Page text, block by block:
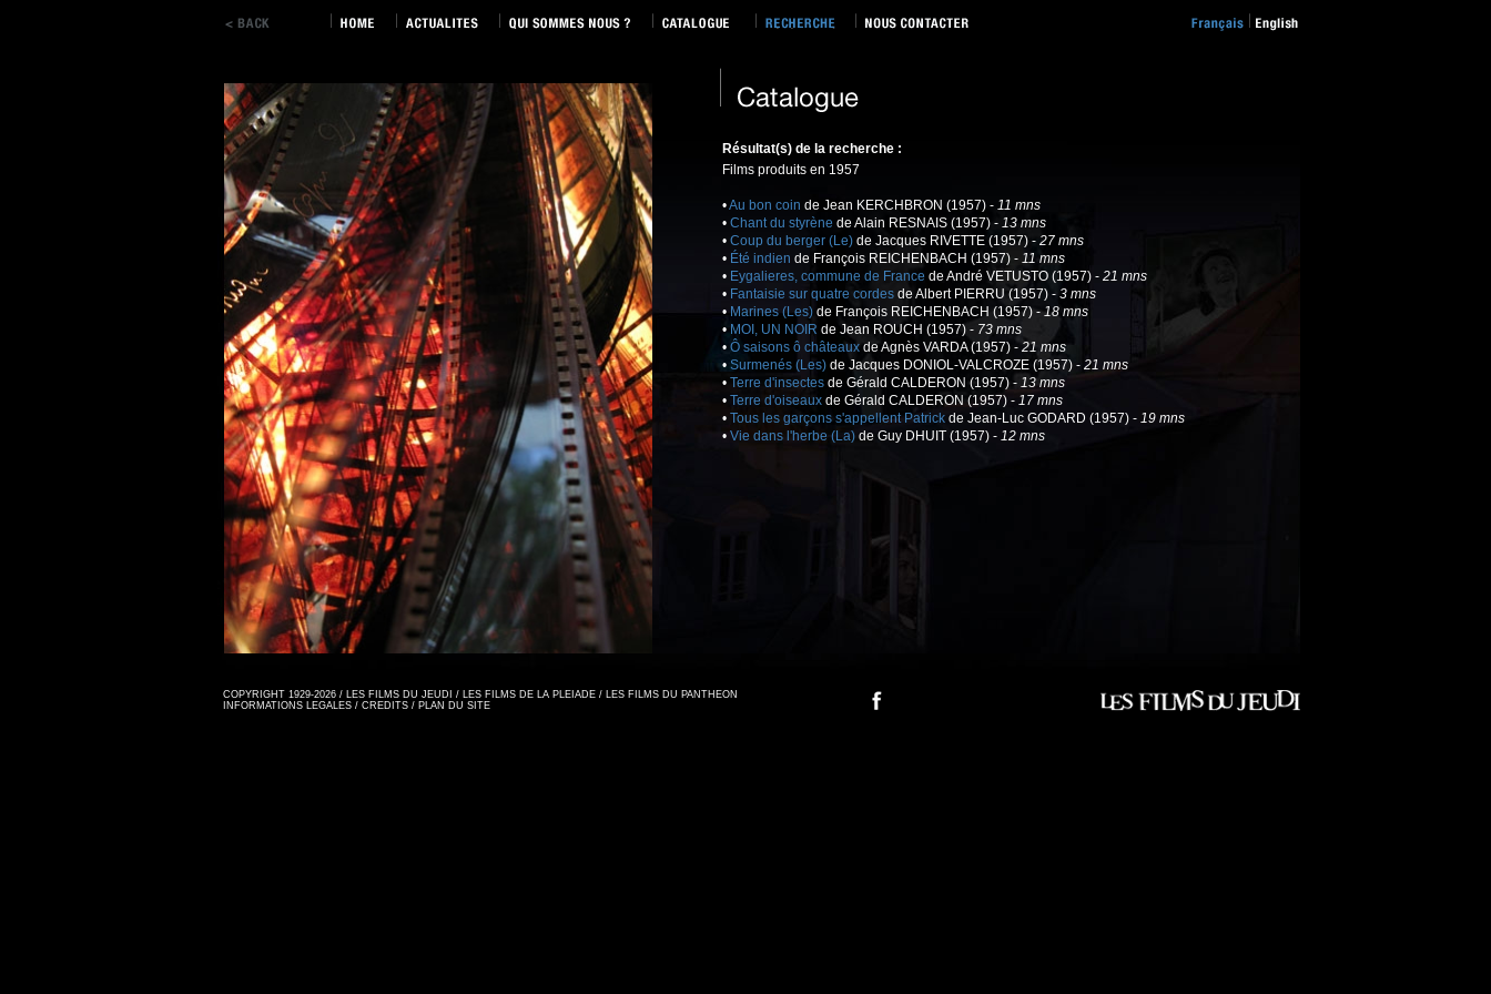
Résultat(s) de la recherche :
Films produits en 1957
•Au bon coin de Jean KERCHBRON (1957) - 11 mns
• Chant du styrène de Alain RESNAIS (1957) - 13 mns
• Coup du berger (Le) de Jacques RIVETTE (1957) - 27 mns
• Été indien de François REICHENBACH (1957) - 11 mns
• Eygalieres, commune de France de André VETUSTO (1957) - 21 mns
• Fantaisie sur quatre cordes de Albert PIERRU (1957) - 3 mns
•Marines (Les) de François REICHENBACH (1957) -18 mns
• MOI, UN NOIR de Jean ROUCH (1957) - 73 mns
• Ô saisons ô châteaux de Agnès VARDA (1957) - 21 mns
• Surmenés (Les) de Jacques DONIOL-VALCROZE (1957) - 21 mns
• Terre d'insectes de Gérald CALDERON (1957) - 13 mns
• Terre d'oiseaux de Gérald CALDERON (1957) - 17 mns
• Tous les garçons s'appellent Patrick de Jean-Luc GODARD (1957) - 19 mns
• Vie dans l'herbe (La) de Guy DHUIT (1957) - 12 mns
COPYRIGHT 1929-2026 / LES FILMS DU JEUDI / LES FILMS DE LA PLEIADE / LES FILMS DU PANTHEON
INFORMATIONS LEGALES / CREDITS / PLAN DU SITE